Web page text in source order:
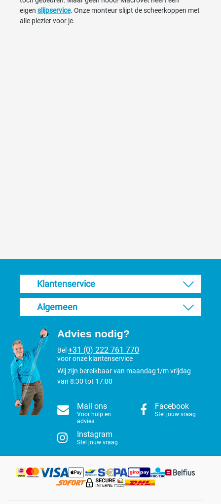
eigen slijpservice. Onze monteur slijpt de scheerkoppen met
alle plezier voor je.
Klantenservice
Algemeen
Advies nodig?
Bel +31 (0) 222 761 770
voor onze klantenservice
Wij zijn bereikbaar van maandag t/m vrijdag
van 8:30 tot 17:00
Mail ons
Voor hulp en
advies
Facebook
Stel jouw vraag
Instagram
Stel jouw vraag